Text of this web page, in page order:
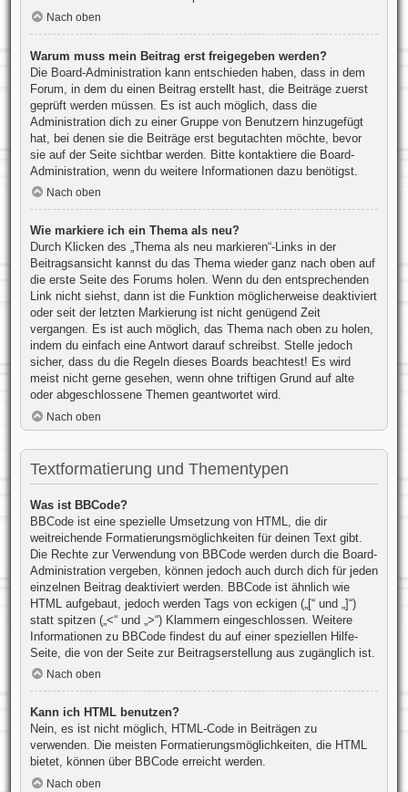
Nach oben
Warum muss mein Beitrag erst freigegeben werden?
Die Board-Administration kann entschieden haben, dass in dem
Forum, in dem du einen Beitrag erstellt hast, die Beiträge zuerst
geprüft werden müssen. Es ist auch möglich, dass die
Administration dich zu einer Gruppe von Benutzern hinzugefügt
hat, bei denen sie die Beiträge erst begutachten möchte, bevor
sie auf der Seite sichtbar werden. Bitte kontaktiere die Board-
Administration, wenn du weitere Informationen dazu benötigst.
Nach oben
Wie markiere ich ein Thema als neu?
Durch Klicken des „Thema als neu markieren“-Links in der
Beitragsansicht kannst du das Thema wieder ganz nach oben auf
die erste Seite des Forums holen. Wenn du den entsprechenden
Link nicht siehst, dann ist die Funktion möglicherweise deaktiviert
oder seit der letzten Markierung ist nicht genügend Zeit
vergangen. Es ist auch möglich, das Thema nach oben zu holen,
indem du einfach eine Antwort darauf schreibst. Stelle jedoch
sicher, dass du die Regeln dieses Boards beachtest! Es wird
meist nicht gerne gesehen, wenn ohne triftigen Grund auf alte
oder abgeschlossene Themen geantwortet wird.
Nach oben
Textformatierung und Thementypen
Was ist BBCode?
BBCode ist eine spezielle Umsetzung von HTML, die dir
weitreichende Formatierungsmöglichkeiten für deinen Text gibt.
Die Rechte zur Verwendung von BBCode werden durch die Board-
Administration vergeben, können jedoch auch durch dich für jeden
einzelnen Beitrag deaktiviert werden. BBCode ist ähnlich wie
HTML aufgebaut, jedoch werden Tags von eckigen („[“ und „]“)
statt spitzen („<“ und „>“) Klammern eingeschlossen. Weitere
Informationen zu BBCode findest du auf einer speziellen Hilfe-
Seite, die von der Seite zur Beitragserstellung aus zugänglich ist.
Nach oben
Kann ich HTML benutzen?
Nein, es ist nicht möglich, HTML-Code in Beiträgen zu
verwenden. Die meisten Formatierungsmöglichkeiten, die HTML
bietet, können über BBCode erreicht werden.
Nach oben